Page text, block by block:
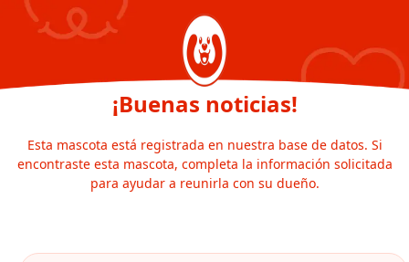
¡Buenas noticias!
Esta mascota está registrada en nuestra base de datos. Si
encontraste esta mascota, completa la información solicitada
para ayudar a reunirla con su dueño.